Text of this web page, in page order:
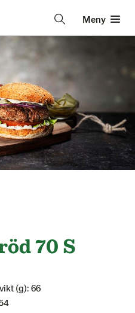
Meny
70 S
(g): 66